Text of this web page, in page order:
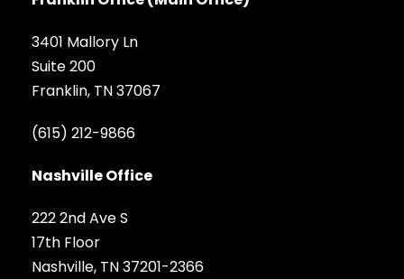
3401 Mallory Ln
Suite 200
Franklin, TN 37067
(615) 212-9866
Nashville Office
222 2nd Ave S
17th Floor
Nashville, TN 37201-2366